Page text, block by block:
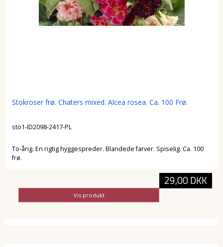
Stokroser frø. Chaters mixed. Alcea rosea. Ca. 100 Frø.
sto1-ID2098-2417-PL
To-årig. En rigtig hyggespreder. Blandede farver. Spiselig. Ca. 100
frø.
29,00 DKK
Vis produkt